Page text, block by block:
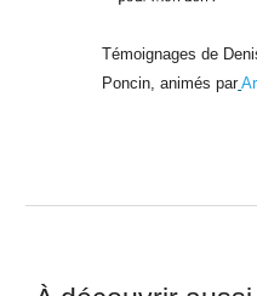
Témoignages de
Poncin, animés par